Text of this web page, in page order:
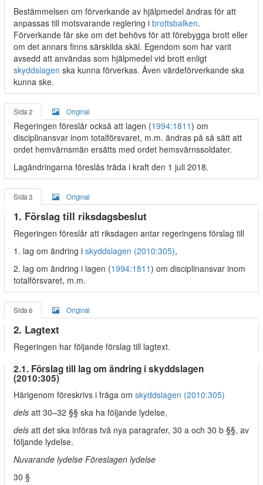
Bestämmelsen om förverkande av hjälpmedel ändras för att
anpassas till motsvarande reglering i brottsbalken.
Förverkande får ske om det behövs för att förebygga brott eller
om det annars finns särskilda skäl. Egendom som har varit
avsedd att användas som hjälpmedel vid brott enligt
skyddslagen ska kunna förverkas. Även värdeförverkande ska
kunna ske.
Sida 2 Original
Regeringen föreslår också att lagen (1994:1811) om
disciplinansvar inom totalförsvaret, m.m. ändras på så sätt att
ordet hemvärnsmän ersätts med ordet hemsvärnssoldater.
Lagändringarna föreslås träda i kraft den 1 juli 2018.
Sida 3 Original
1. Förslag till riksdagsbeslut
Regeringen föreslår att riksdagen antar regeringens förslag till
1. lag om ändring i skyddslagen (2010:305),
2. lag om ändring i lagen (1994:1811) om disciplinansvar inom
totalförsvaret, m.m.
Sida 6 Original
2. Lagtext
Regeringen har följande förslag till lagtext.
2.1. Förslag till lag om ändring i skyddslagen
(2010:305)
Härigenom föreskrivs i fråga om skyddslagen (2010:305)
dels att 30–32 §§ ska ha följande lydelse,
dels att det ska införas två nya paragrafer, 30 a och 30 b §§, av
följande lydelse.
Nuvarande lydelse Föreslagen lydelse
30 §